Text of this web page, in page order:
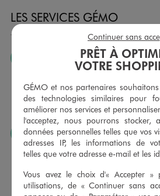
LES SERVICES GÉMO
JE PEUX CHANGER D’AVIS
remboursement pour tout article
sous 30 jours, sur simple
dans tous les magasins GÉMO.
JE PEUX FAIRE RETOUCHER MES
Ourlets, ceintures… vous avez la
retoucher vos articles textiles
sont à votre disposition sur
conditions en magasins.
PRÊT À
VOTRE
GÉMO et nos partenaires
des technologies similaires pour
améliorer nos services et
l'acceptez, nous pourrons stocker,
données personnelles telles que vos
adresses IP, les informations de
telles que votre adresse e-mail et les
Vous avez le choix d'« Accepter »
utilisations, de « Continuer sans
Continuer sans